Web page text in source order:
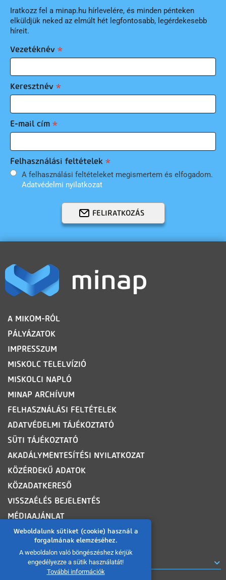
Weboldalunk sütiket (cookie) használ a
forgalmának elemzéséhez.
A weboldalon való böngészéshez kérjük
engedélyezze a sütik használatát!
További információk
Iratkozz fel a minap.hu hírlevelére, és minden pénteken
elküldjük neked az elmúlt hét legfontosabb, legérdekesebb
híreit.
Vezetéknév
Keresztnév
E-mail cím
Felhasználási feltételek
A felhasználási feltételeket megismertem és elfogadom.
Adatvédelmi nyilatkozat
FELIRATKOZÁS
LÁBLÉC
A MIKOM-RÓL
PÁLYÁZATOK
IMPRESSZUM
MISKOLC TELELVÍZIÓ
MISKOLCI NAPLÓ
MINAP ARCHÍVUM
FELHASZNÁLÁSI FELTÉTELEK
ADATVÉDELMI TÁJÉKOZTATÓ
SÜTI TÁJÉKOZTATÓ
AKADÁLYMENTESÍTÉSI NYILATKOZAT
KÖZÉRDEKŰ ADATOK
KÖZADATKERESŐ
VISSZAÉLÉS BEJELENTÉS
MÉDIAAJÁNLAT
OLDALTÉRKÉP
ROVATOK